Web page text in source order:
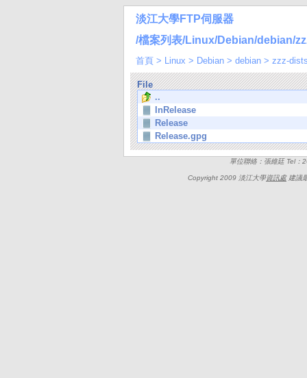
淡江大學FTP伺服器
/檔案列表/Linux/Debian/debian/
首頁 > Linux > Debian > debian > zzz-
File
..
InRelease
Release
Release.gpg
單位聯絡：張維廷 Tel
Copyright 2009 淡江大學資訊處建議